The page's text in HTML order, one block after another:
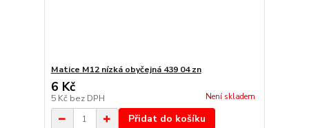
Matice M12 nízká obyčejná 439 04 zn
6 Kč
5 Kč bez DPH Není skladem
Přidat do košíku